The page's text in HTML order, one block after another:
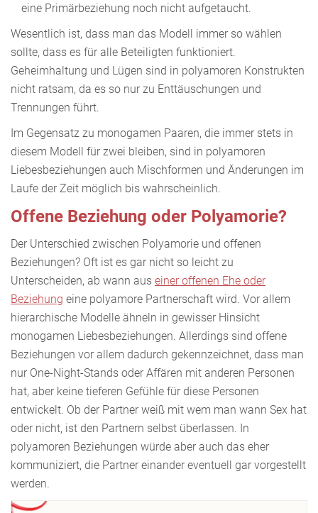
eine Primärbeziehung noch nicht aufgetaucht.
Wesentlich ist, dass man das Modell immer so wählen
sollte, dass es für alle Beteiligten funktioniert.
Geheimhaltung und Lügen sind in polyamoren Konstrukten
nicht ratsam, da es so nur zu Enttäuschungen und
Trennungen führt.
Im Gegensatz zu monogamen Paaren, die immer stets in
diesem Modell für zwei bleiben, sind in polyamoren
Liebesbeziehungen auch Mischformen und Änderungen im
Laufe der Zeit möglich bis wahrscheinlich.
Offene Beziehung oder Polyamorie?
Der Unterschied zwischen Polyamorie und offenen
Beziehungen? Oft ist es gar nicht so leicht zu
Unterscheiden, ab wann aus einer offenen Ehe oder
Beziehung eine polyamore Partnerschaft wird. Vor allem
hierarchische Modelle ähneln in gewisser Hinsicht
monogamen Liebesbeziehungen. Allerdings sind offene
Beziehungen vor allem dadurch gekennzeichnet, dass man
nur One-Night-Stands oder Affären mit anderen Personen
hat, aber keine tieferen Gefühle für diese Personen
entwickelt. Ob der Partner weiß mit wem man wann Sex hat
oder nicht, ist den Partnern selbst überlassen. In
polyamoren Beziehungen würde aber auch das eher
kommuniziert, die Partner einander eventuell gar vorgestellt
werden.